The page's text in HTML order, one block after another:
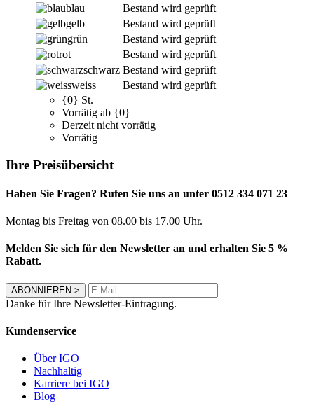
blau
Bestand wird geprüft
gelb
Bestand wird geprüft
grün
Bestand wird geprüft
rot
Bestand wird geprüft
schwarz Bestand wird geprüft
weiss
Bestand wird geprüft
{0} St.
Vorrätig ab {0}
Derzeit nicht vorrätig
Vorrätig
Ihre Preisübersicht
Haben Sie Fragen? Rufen Sie uns an unter 0512 334 071 23
Montag bis Freitag von 08.00 bis 17.00 Uhr.
Melden Sie sich für den Newsletter an und erhalten Sie 5 %
Rabatt.
ABONNIEREN >
Danke für Ihre Newsletter-Eintragung.
Kundenservice
Über IGO
Nachhaltig
Karriere bei IGO
Blog